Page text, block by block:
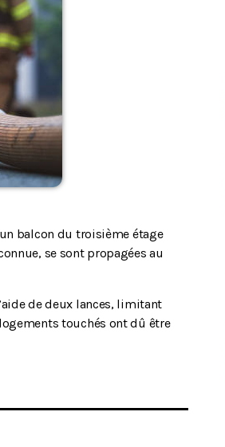
balcon du troisième étage
se sont propagées au
de deux lances, limitant
touchés ont dû être